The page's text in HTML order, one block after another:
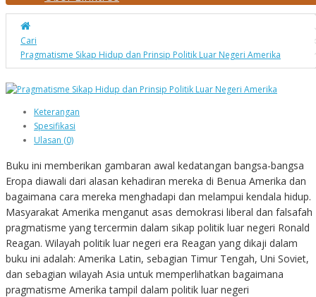
Cari
Pragmatisme Sikap Hidup dan Prinsip Politik Luar Negeri Amerika
Keterangan
Spesifikasi
Ulasan (0)
Buku ini memberikan gambaran awal kedatangan bangsa-bangsa
Eropa diawali dari alasan kehadiran mereka di Benua Amerika dan
bagaimana cara mereka menghadapi dan melampui kendala hidup.
Masyarakat Amerika menganut asas demokrasi liberal dan falsafah
pragmatisme yang tercermin dalam sikap politik luar negeri Ronald
Reagan. Wilayah politik luar negeri era Reagan yang dikaji dalam
buku ini adalah: Amerika Latin, sebagian Timur Tengah, Uni Soviet,
dan sebagian wilayah Asia untuk memperlihatkan bagaimana
pragmatisme Amerika tampil dalam politik luar negeri